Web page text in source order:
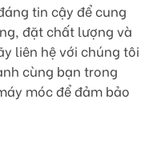
tin cậy để cung
đặt chất lượng và
liên hệ với chúng tôi
cùng bạn trong
móc để đảm bảo